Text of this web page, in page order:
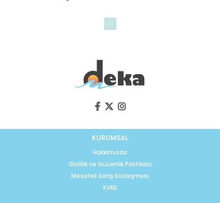
1
KURUMSAL
Hakkımızda
Gizlilik ve Gücenlik Politikası
Mesafeli Satış Sözleşmesi
KVKK